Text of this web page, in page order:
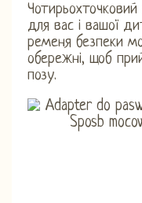
для вас і вашої
ременя безпеки
обережні, щоб
позу.